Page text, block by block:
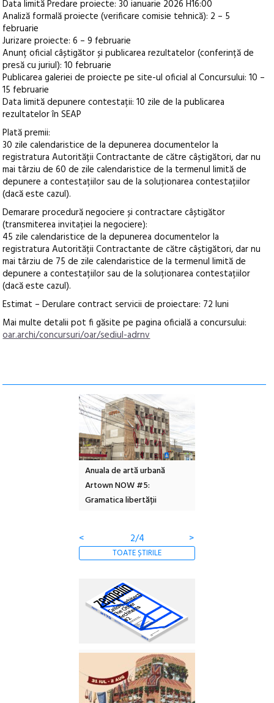
Data limită Predare proiecte: 30 ianuarie 2026 H16:00
Analiză formală proiecte (verificare comisie tehnică): 2 – 5
februarie
Jurizare proiecte: 6 – 9 februarie
Anunț oficial câștigător și publicarea rezultatelor (conferință de
presă cu juriul): 10 februarie
Publicarea galeriei de proiecte pe site-ul oficial al Concursului: 10 –
15 februarie
Data limită depunere contestații: 10 zile de la publicarea
rezultatelor în SEAP
Plată premii:
30 zile calendaristice de la depunerea documentelor la
registratura Autorității Contractante de către câștigători, dar nu
mai târziu de 60 de zile calendaristice de la termenul limită de
depunere a contestațiilor sau de la soluționarea contestațiilor
(dacă este cazul).
Demarare procedură negociere și contractare câștigător
(transmiterea invitației la negociere):
45 zile calendaristice de la depunerea documentelor la
registratura Autorității Contractante de către câștigători, dar nu
mai târziu de 75 de zile calendaristice de la termenul limită de
depunere a contestațiilor sau de la soluționarea contestațiilor
(dacă este cazul).
Estimat – Derulare contract servicii de proiectare: 72 luni
Mai multe detalii pot fi găsite pe pagina oficială a concursului:
oar.archi/concursuri/oar/sediul-adrnv
Anuala de artă urbană
Artown NOW #5:
Gramatica libertății
< 2/4 >
TOATE ȘTIRILE